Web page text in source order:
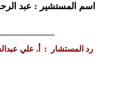
اسم المستشير : عبد
رد المستشار
: أ. علي